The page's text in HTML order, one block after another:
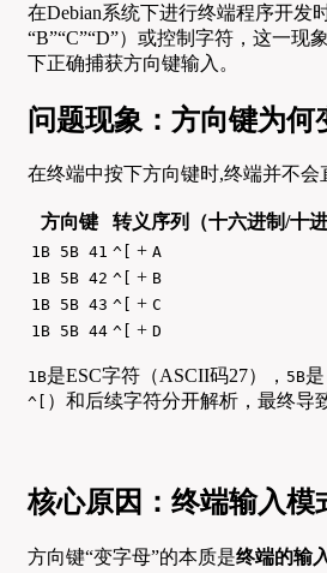
在Debian系统下进行终端程序开
“B”“C”“D”）或控制字符，这一
下正确捕获方向键输入。
问题现象：方向键为何
在终端中按下方向键时,终端并不
方向键 转义序列（十六进制/十进
1B 5B 41 ^[ + A
1B 5B 42 ^[ + B
1B 5B 43 ^[ + C
1B 5B 44 ^[ + D
1B是ESC字符（ASCII码27）， 5B是
^[ ）和后续字符分开解析，最终导
核心原因：终端输入
方向键“变字母”的本质是终端的输